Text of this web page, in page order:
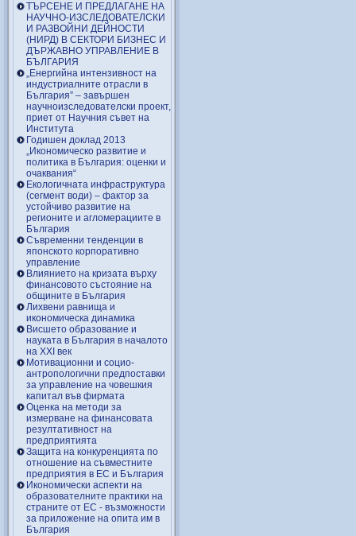
ТЪРСЕНЕ И ПРЕДЛАГАНЕ НА
НАУЧНО-ИЗСЛЕДОВАТЕЛСКИ
И РАЗВОЙНИ ДЕЙНОСТИ
(НИРД) В СЕКТОРИ БИЗНЕС И
ДЪРЖАВНО УПРАВЛЕНИЕ В
БЪЛГАРИЯ
„Енергийна интензивност на
индустриалните отрасли в
България” – завършен
научноизследователски проект,
приет от Научния съвет на
Института
Годишен доклад 2013
„Икономическо развитие и
политика в България: оценки и
очаквания“
Екологичната инфраструктура
(сегмент води) – фактор за
устойчиво развитие на
регионите и агломерациите в
България
Съвременни тенденции в
японското корпоративно
управление
Влиянието на кризата върху
финансовото състояние на
общините в България
Лихвени равнища и
икономическа динамика
Висшето образование и
науката в България в началото
на ХХІ век
Мотивационни и социо-
антропологични предпоставки
за управление на човешкия
капитал във фирмата
Оценка на методи за
измерване на финансовата
резултативност на
предприятията
Защита на конкуренцията по
отношение на съвместните
предприятия в ЕС и България
Икономически аспекти на
образователните практики на
страните от ЕС - възможности
за приложение на опита им в
България